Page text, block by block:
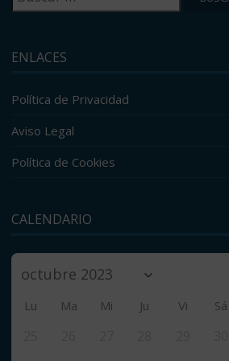
ENLACES
Política de Privacidad
Aviso Legal
Política de Cookies
CALENDARIO
Lu Ma Mi Ju Vi Sá